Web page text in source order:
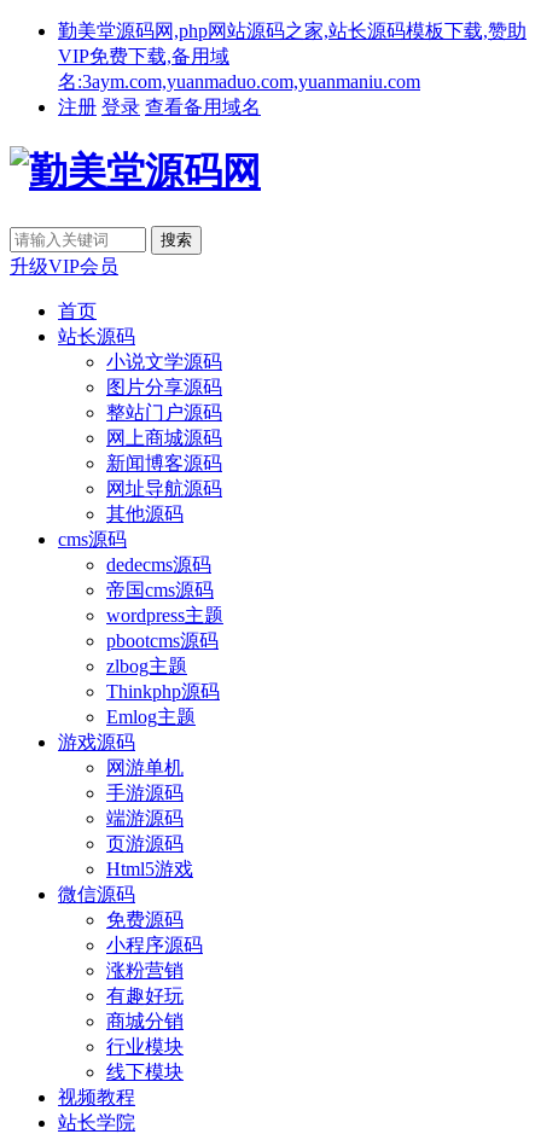
勤美堂源码网,php网站源码之家,站长源码模板下载,赞助
VIP免费下载,备用域
名:3aym.com,yuanmaduo.com,yuanmaniu.com
注册 登录 查看备用域名
升级VIP会员
首页
站长源码
小说文学源码
图片分享源码
整站门户源码
网上商城源码
新闻博客源码
网址导航源码
其他源码
cms源码
dedecms源码
帝国cms源码
wordpress主题
pbootcms源码
zlbog主题
Thinkphp源码
Emlog主题
游戏源码
网游单机
手游源码
端游源码
页游源码
Html5游戏
微信源码
免费源码
小程序源码
涨粉营销
有趣好玩
商城分销
行业模块
线下模块
视频教程
站长学院